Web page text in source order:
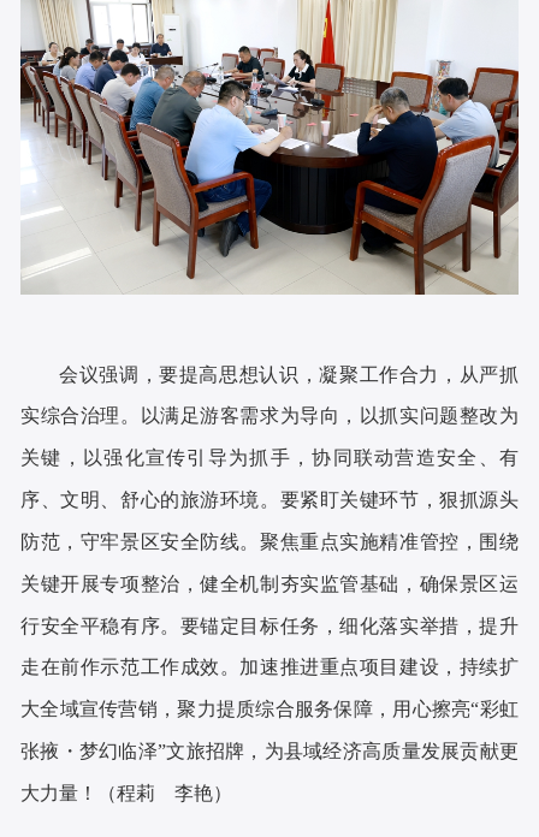
会议强调，要提高思想认识，凝聚工作合力，从严抓
实综合治理。以满足游客需求为导向，以抓实问题整改为
关键，以强化宣传引导为抓手，协同联动营造安全、有
序、文明、舒心的旅游环境。要紧盯关键环节，狠抓源头
防范，守牢景区安全防线。聚焦重点实施精准管控，围绕
关键开展专项整治，健全机制夯实监管基础，确保景区运
行安全平稳有序。要锚定目标任务，细化落实举措，提升
走在前作示范工作成效。加速推进重点项目建设，持续扩
大全域宣传营销，聚力提质综合服务保障，用心擦亮“彩虹
张掖・梦幻临泽”文旅招牌，为县域经济高质量发展贡献更
大力量！（程莉 李艳）